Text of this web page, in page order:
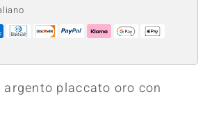
placcato oro con